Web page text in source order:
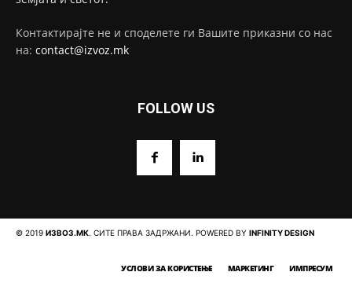
Контактирајте не и споделете ги Вашите приказни со нас
на: contact@izvoz.mk
FOLLOW US
© 2019 ИЗВОЗ.МК. СИТЕ ПРАВА ЗАДРЖАНИ. POWERED BY INFINITY DESIGN
УСЛОВИ ЗА КОРИСТЕЊЕ МАРКЕТИНГ ИМПРЕСУМ